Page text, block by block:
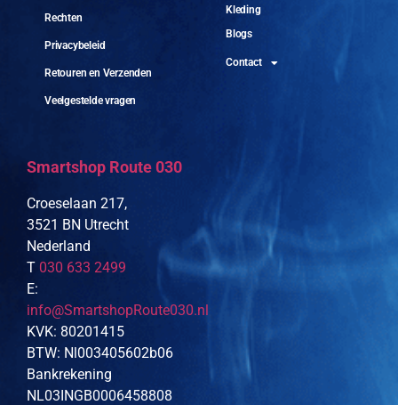
Rechten
Privacybeleid
Retouren en Verzenden
Veelgestelde vragen
Kleding
Blogs
Contact
Smartshop Route 030
Croeselaan 217,
3521 BN Utrecht
Nederland
T 030 633 2499
E:
info@SmartshopRoute030.nl
KVK: 80201415
BTW: Nl003405602b06
Bankrekening
NL03INGB0006458808